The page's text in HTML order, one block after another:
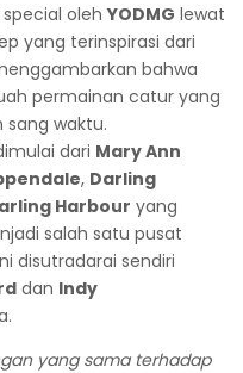
olehYODMG lewat
yang terinspirasi dari
bahwa
permainan catur yang
sang waktu.
dari Mary Ann
, Darling
Harbour yang
salah satu pusat
disutradarai sendiri
dan Indy
yang sama terhadap